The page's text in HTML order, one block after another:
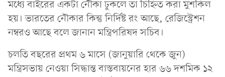
মধ্যে বাইরের একটা নৌকা ঢুকলে তা চিহ্নিত করা মুশকিল
হয়। ভারতের নৌকার কিন্তু নির্দিষ্ট রং আছে, রেজিস্ট্রেশন
নম্বরও আছে বলে জানান মন্ত্রিপরিষদ সচিব।
চলতি বছরের প্রথম ৬ মাসে (জানুয়ারি থেকে জুন)
মন্ত্রিসভায় নেওয়া সিদ্ধান্ত বাস্তবায়নের হার ৬৬ দশমিক ১২